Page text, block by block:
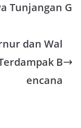
Tunjangan G
dan Wal
B
encana